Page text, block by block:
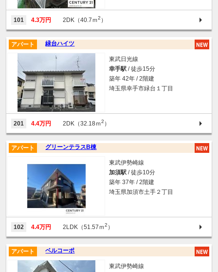
101 4.3万円 2DK（40.7ｍ2 ）
緑台ハイツ
アパート
東武日光線
幸手駅 / 徒歩15分
築年 42年 / 2階建
埼玉県幸手市緑台１丁目
201 4.4万円 2DK（32.18ｍ2 ）
グリーンテラスB棟
アパート
東武伊勢崎線
加須駅 / 徒歩10分
築年 37年 / 2階建
埼玉県加須市土手２丁目
102 4.4万円 2LDK（51.57ｍ2 ）
ベルコーポ
アパート
東武伊勢崎線